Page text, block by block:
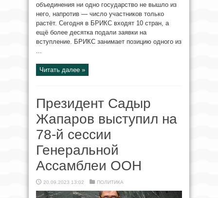
объединения ни одно государство не вышло из
него, напротив — число участников только
растёт. Сегодня в БРИКС входят 10 стран, а
ещё более десятка подали заявки на
вступление. БРИКС занимает позицию одного из
...
Читать далее »
Президент Садыр
Жапаров выступил на
78-й сессии
Генеральной
Ассамблеи ООН
20.09.2023 13:02 ПОЛИТИКА